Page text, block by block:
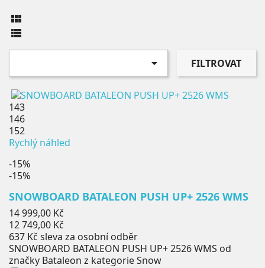


 FILTROVAT
143
146
152
Rychlý náhled
-15%
-15%
SNOWBOARD BATALEON PUSH UP+ 2526 WMS
Běžná
cena
14 999,00 Kč
Cena
12 749,00 Kč
637 Kč sleva za osobní odběr
SNOWBOARD BATALEON PUSH UP+ 2526 WMS od
značky Bataleon z kategorie Snow